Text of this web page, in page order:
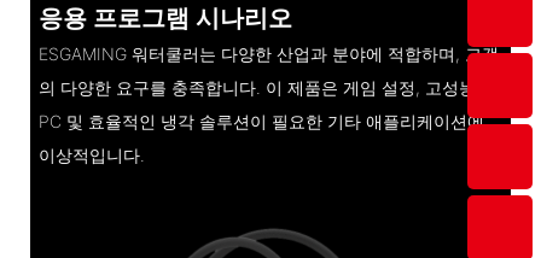
응용 프로그램 시나리오
ESGAMING 워터쿨러는 다양한 산업과 분야에 적합하며, 고객
의 다양한 요구를 충족합니다. 이 제품은 게임 설정, 고성능
PC 및 효율적인 냉각 솔루션이 필요한 기타 애플리케이션에
이상적입니다.